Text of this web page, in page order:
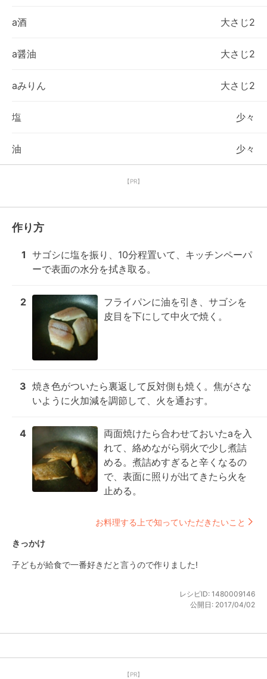
a酒 大さじ2
a醤油 大さじ2
aみりん 大さじ2
塩 少々
油 少々
【PR】
作り方
1 サゴシに塩を振り、10分程置いて、キッチンペーパ
ーで表面の水分を拭き取る。
2
フライパンに油を引き、サゴシを
皮目を下にして中火で焼く。
3 焼き色がついたら裏返して反対側も焼く。焦がさな
いように火加減を調節して、火を通おす。
4
両面焼けたら合わせておいたaを入
れて、絡めながら弱火で少し煮詰
める。煮詰めすぎると辛くなるの
で、表面に照りが出てきたら火を
止める。
お料理する上で知っていただきたいこと
きっかけ
子どもが給食で一番好きだと言うので作りました!
レシピID: 1480009146
公開日: 2017/04/02
【PR】